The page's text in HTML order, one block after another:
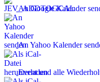
An Google Kalender
An Yahoo Kalender
Event und alle